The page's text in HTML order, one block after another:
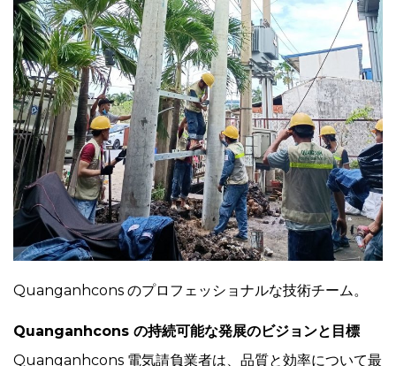
Quanganhcons のプロフェッショナルな技術チーム。
Quanganhcons の持続可能な発展のビジョンと目標
Quanganhcons 電気請負業者は、品質と効率について最